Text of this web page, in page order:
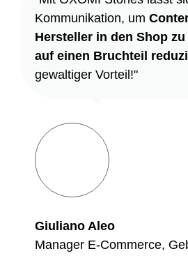
Kommunikation, um
Hersteller in den Shop
auf einen Bruchteil
gewaltiger Vorteil!"
Giuliano Aleo
Manager E-Commerce,